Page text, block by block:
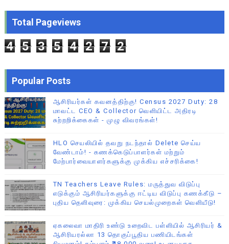
Total Pageviews
4 5 3 5 4 2 7 2
Popular Posts
ஆசிரியர்கள் கவனத்திற்கு! Census 2027 Duty: 28
மாவட்ட CEO & Collector வெளியிட்ட அதிரடி
சுற்றறிக்கைகள் - முழு விவரங்கள்!
HLO செயலியில் தவறு நடந்தால் Delete செய்ய
வேண்டாம்! - கணக்கெடுப்பாளர்கள் மற்றும்
மேற்பார்வையாளர்களுக்கு முக்கிய எச்சரிக்கை!
TN Teachers Leave Rules: மருத்துவ விடுப்பு
எடுக்கும் ஆசிரியர்களுக்கு ஈட்டிய விடுப்பு கணக்கீடு –
புதிய தெளிவுரை: முக்கிய செயல்முறைகள் வெளியீடு!
ஏகலைவா மாதிரி உண்டு உறைவிட பள்ளியில் ஆசிரியர் &
ஆசிரியரல்லா 13 தொகுப்பூதிய பணியிடங்கள்